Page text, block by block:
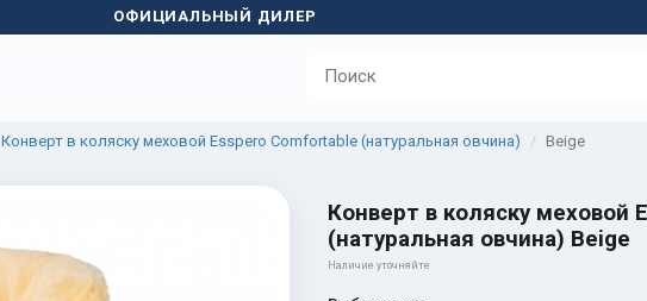
ОФИЦИАЛЬНЫЙ ДИЛЕР
Конверт в коляску меховой Esspero Comfortable (натуральная овчина) Beige
Конверт в коляску меховой
(натуральная овчина) Beige
Наличие уточняйте